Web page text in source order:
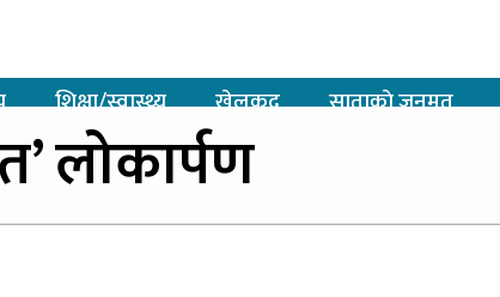
शिक्षा/स्वास्थ्य खेलकुद साताकाे जनमत
लोकार्पण